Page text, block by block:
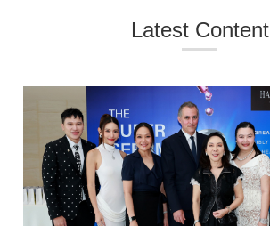
Latest Content